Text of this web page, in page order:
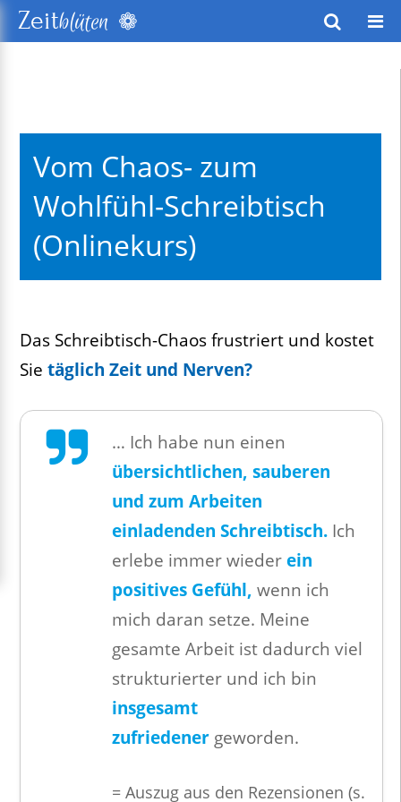
Zeitblüten ❁
Vom Chaos- zum
Wohlfühl-Schreibtisch
(Onlinekurs)
Das Schreibtisch-Chaos frustriert und kostet
Sie täglich Zeit und Nerven?
… Ich habe nun einen
übersichtlichen, sauberen
und zum Arbeiten
einladenden Schreibtisch.Ich
erlebe immer wieder ein
positives Gefühl, wenn ich
mich daran setze. Meine
gesamte Arbeit ist dadurch viel
strukturierter und ich bin
insgesamt
zufriedenergeworden.
= Auszug aus den Rezensionen (s.